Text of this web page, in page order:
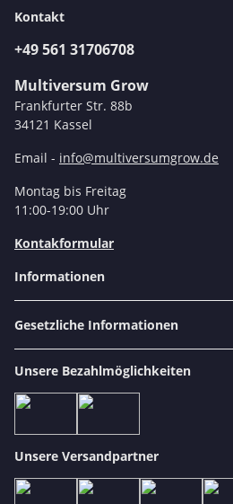
Kontakt
+49 561 31706708
Multiversum Grow
Frankfurter Str. 88b
34121 Kassel
Email - info@multiversumgrow.de
Montag bis Freitag
11:00-19:00 Uhr
Kontakformular
Informationen
Gesetzliche Informationen
Unsere Bezahlmöglichkeiten
Unsere Versandpartner